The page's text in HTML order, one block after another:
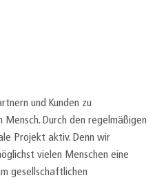
und Kunden zu
Durch den regelmäßigen
Projekt aktiv. Denn wir
vielen Menschen eine
gesellschaftlichen